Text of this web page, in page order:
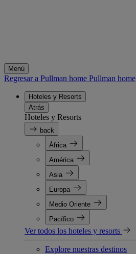
Menú
Regresar a Pullman home Pullman home
Hoteles y Resorts
Atrás
Hoteles y Resorts
back
África
América
Asia
Europa
Medio Oriente
Pacífico
Ver todos los hoteles y resorts
Explore nuestras destinos